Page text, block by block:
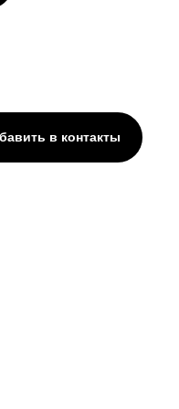
в контакты